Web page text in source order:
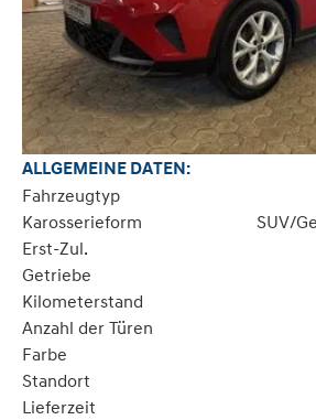
ALLGEMEINE DATEN:
Fahrzeugtyp
Karosserieform
SUV/
Erst-Zul.
Getriebe
Kilometerstand
Anzahl der Türen
Farbe
Standort
Lieferzeit